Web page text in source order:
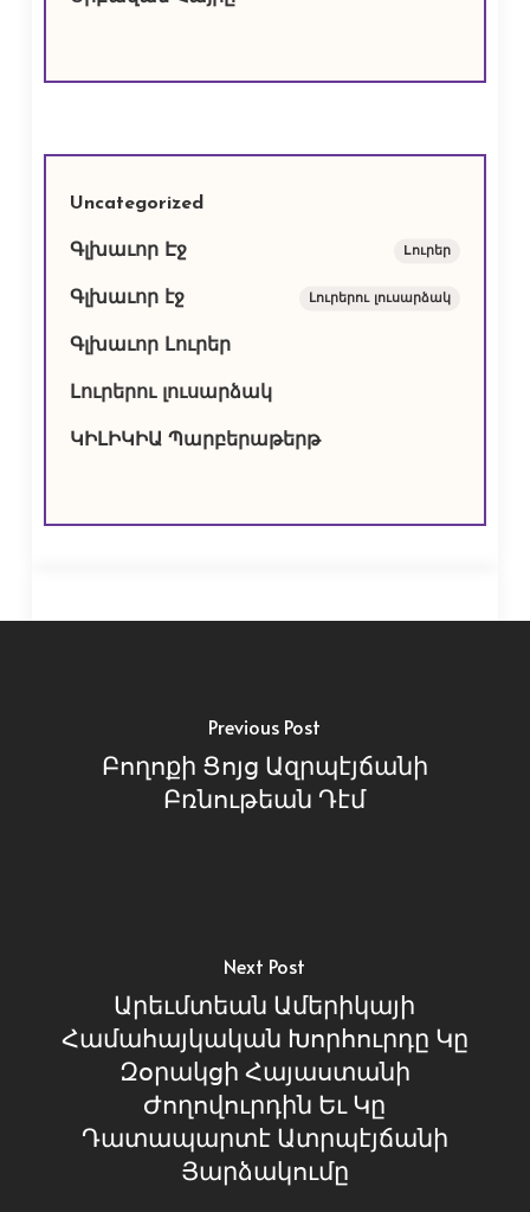
Uncategorized
Գլխաւոր Էջ Lուրեր
Գլխաւոր էջ Լուրերու լուսարձակ
Գլխաւոր Լուրեր
Լուրերու լուսարձակ
ԿԻԼԻԿԻԱ Պարբերաթերթ
Previous Post
Բողոքի Ցոյց Ազրպէյճանի
Բռնութեան Դէմ
Next Post
Արեւմտեան Ամերիկայի
Համահայկական Խորհուրդը Կը
Զօրակցի Հայաստանի
Ժողովուրդին Եւ Կը
Դատապարտէ Ատրպէյճանի
Յարձակումը